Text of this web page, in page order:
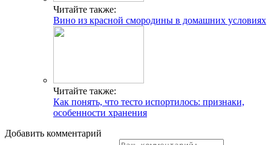
Читайте также:
Вино из красной смородины в домашних условиях
Читайте также:
Как понять, что тесто испортилось: признаки,
особенности хранения
Добавить комментарий